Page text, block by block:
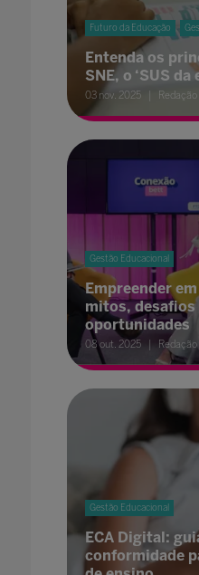
Futuro da Educação
Entenda os
SNE, o ‘SUS da
03 nov. 2025
Gestão Educacional
Empreender
mitos, desafios
oportunidades
08 out. 2025
Gestão Educacional
ECA Digital:
conformidade